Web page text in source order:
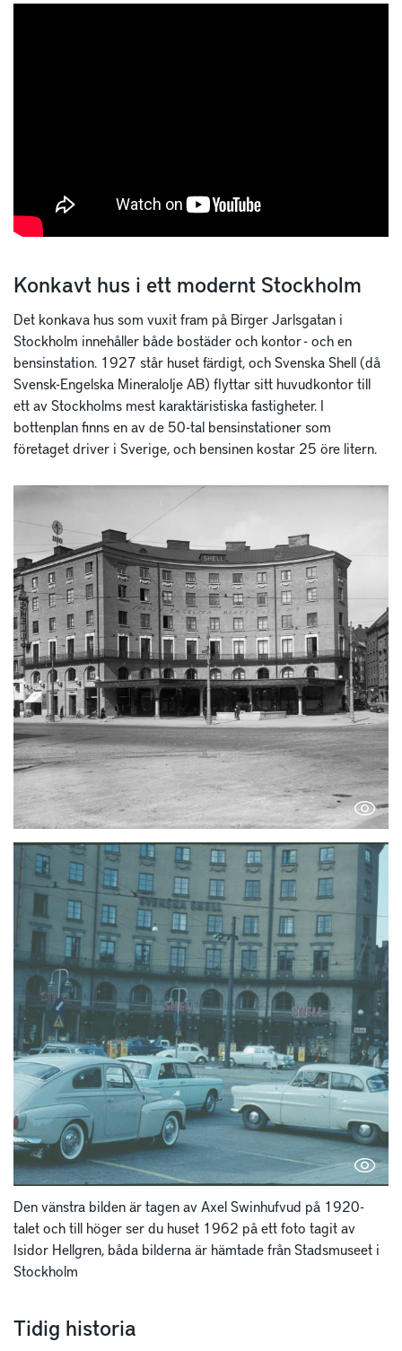
Konkavt hus i ett modernt Stockholm
Det konkava hus som vuxit fram på Birger Jarlsgatan i
Stockholm innehåller både bostäder och kontor - och en
bensinstation. 1927 står huset färdigt, och Svenska Shell (då
Svensk-Engelska Mineralolje AB) flyttar sitt huvudkontor till
ett av Stockholms mest karaktäristiska fastigheter. I
bottenplan finns en av de 50-tal bensinstationer som
företaget driver i Sverige, och bensinen kostar 25 öre litern.
Den vänstra bilden är tagen av Axel Swinhufvud på 1920-
talet och till höger ser du huset 1962 på ett foto tagit av
Isidor Hellgren, båda bilderna är hämtade från Stadsmuseet i
Stockholm
Tidig historia